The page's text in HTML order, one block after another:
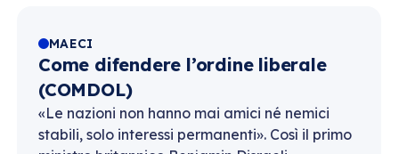
MAECI
Come difendere l’ordine liberale
(COMDOL)
«Le nazioni non hanno mai amici né nemici
stabili, solo interessi permanenti». Così il primo